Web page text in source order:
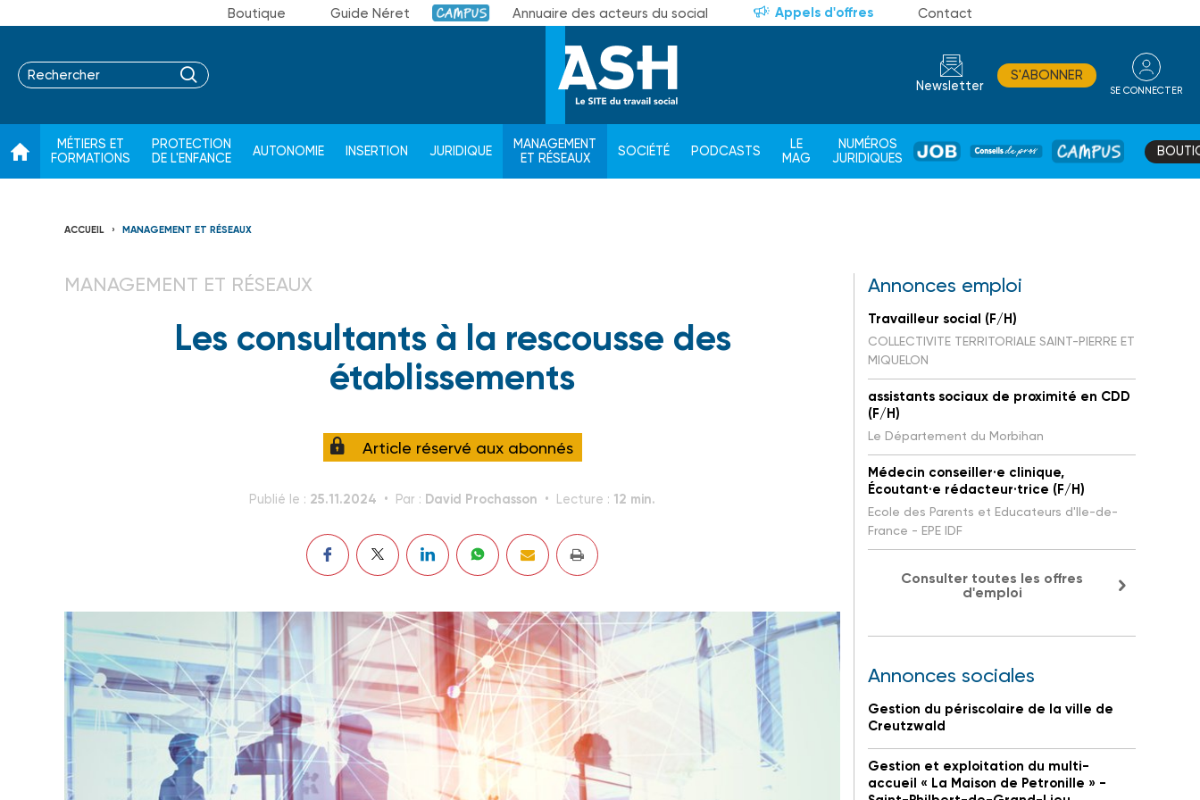
Boutique Guide Néret Campus Annuaire des acteurs du social Appels d'offres Contact
Newsletter
S'ABONNER
SE CONNECTER
MÉTIERS ET
FORMATIONS
PROTECTION
DE L'ENFANCE
AUTONOMIE INSERTION JURIDIQUE
MANAGEMENT
ET RÉSEAUX
SOCIÉTÉ PODCASTS
LE
MAG
NUMÉROS
JURIDIQUES
JOB
DE
CAMPUS
ACCUEIL MANAGEMENT ET RÉSEAUX
MANAGEMENT ET RÉSEAUX
Les consultants à la rescousse des
établissements
Article réservé aux abonnés
Publié le : 25.11.2024 Par : David Prochasson Lecture : 12 min.
Annonces emploi
Travailleur social (F/H)
COLLECTIVITE TERRITORIALE SAINT-PIERRE ET
MIQUELON
assistants sociaux de proximité en CDD
(F/H)
Le Département du Morbihan
Médecin conseiller·e clinique,
Écoutant·e rédacteur·trice (F/H)
Ecole des Parents et Educateurs d'Ile-de-
France - EPE IDF
Consulter toutes les offres
d'emploi
Annonces sociales
Gestion du périscolaire de la ville de
Creutzwald
Gestion et exploitation du multi-
accueil « La Maison de Petronille » -